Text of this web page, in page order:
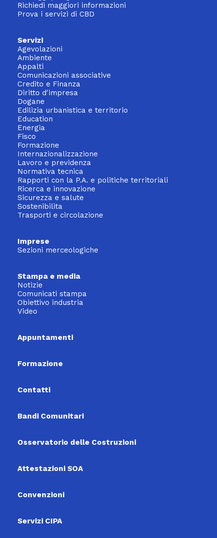
Richiedi maggiori informazioni
Prova i servizi di CBD
Servizi
Agevolazioni
Ambiente
Appalti
Comunicazioni associative
Credito e Finanza
Diritto d'impresa
Dogane
Edilizia urbanistica e territorio
Education
Energia
Fisco
Formazione
Internazionalizzazione
Lavoro e previdenza
Normativa tecnica
Rapporti con la P.A. e politiche territoriali
Ricerca e innovazione
Sicurezza e salute
Sostenibilita
Trasporti e circolazione
Imprese
Sezioni merceologiche
Stampa e media
Notizie
Comunicati stampa
Obiettivo industria
Video
Appuntamenti
Formazione
Contatti
Bandi Comunitari
Osservatorio delle Costruzioni
Attestazioni SOA
Convenzioni
Servizi CIPA